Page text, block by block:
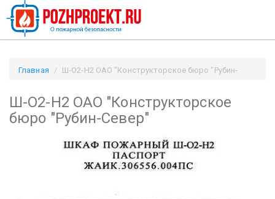
Главная
Ш-О2-Н2 ОАО "Конструкторское бюро "Рубин-
Ш-О2-Н2 ОАО "Конструкторское
бюро "Рубин-Север"